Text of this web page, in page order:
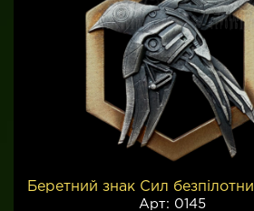
Беретний знак Сил
Арт: 0145